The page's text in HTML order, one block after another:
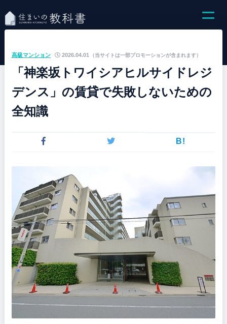
（当サイトは一部プロモーションが含まれます）
高級マンション 2026.04.01
「神楽坂トワイシアヒルサイドレジ
デンス」の賃貸で失敗しないための
全知識
B!